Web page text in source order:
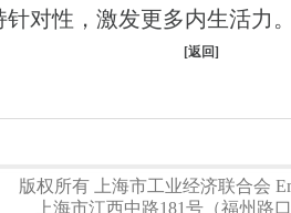
对性，激发更多内生活力
[返回]
版权所有 上海市工业经济联合会
上海市江西中路181号（福州路